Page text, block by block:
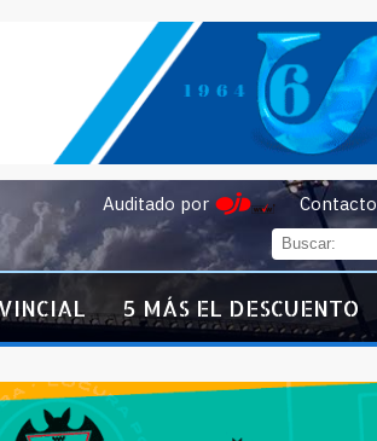
Auditado por Contacto
5 MÁS EL DESCUENTO